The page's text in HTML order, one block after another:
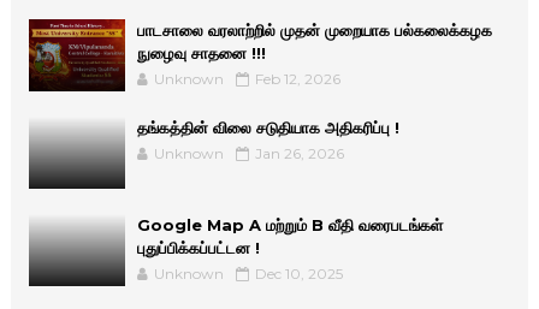
பாடசாலை வரலாற்றில் முதன் முறையாக பல்கலைக்கழக
நுழைவு சாதனை !!!
Unknown Feb 12, 2026
தங்கத்தின் விலை சடுதியாக அதிகரிப்பு !
Unknown Jan 26, 2026
Google Map A மற்றும் B வீதி வரைபடங்கள்
புதுப்பிக்கப்பட்டன !
Unknown Dec 10, 2025